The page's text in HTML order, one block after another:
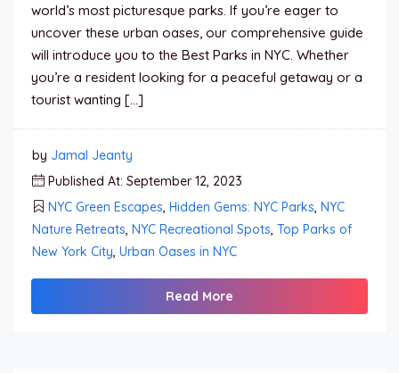
world’s most picturesque parks. If you’re eager to
uncover these urban oases, our comprehensive guide
will introduce you to the Best Parks in NYC. Whether
you’re a resident looking for a peaceful getaway or a
tourist wanting […]
by Jamal Jeanty
Published At: September 12, 2023
NYC Green Escapes, Hidden Gems: NYC Parks, NYC
Nature Retreats, NYC Recreational Spots, Top Parks of
New York City, Urban Oases in NYC
Read More